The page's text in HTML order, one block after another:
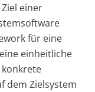
einer
für eine
einheitliche
dem Zielsystem